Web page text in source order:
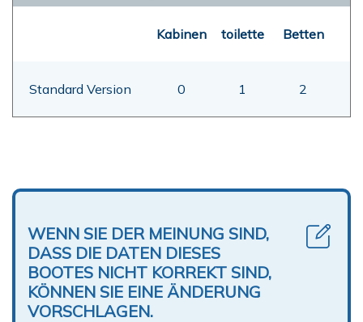
Kabinen toilette Betten
Standard Version 0 1 2
WENN SIE DER MEINUNG SIND,
DASS DIE DATEN DIESES
BOOTES NICHT KORREKT SIND,
KÖNNEN SIE EINE ÄNDERUNG
VORSCHLAGEN.